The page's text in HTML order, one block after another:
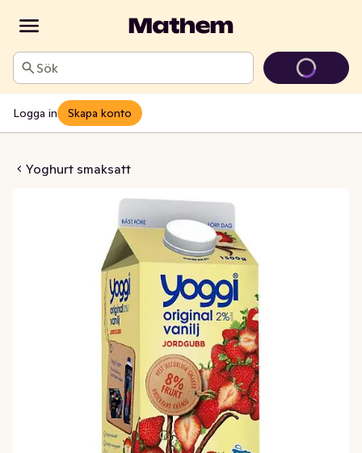
Sök
Logga in Skapa konto
Yoghurt smaksatt
& Jordgubb